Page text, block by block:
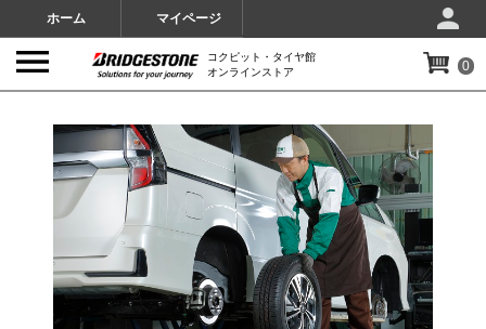
ホーム マイページ
コクピット・タイヤ館
オンラインストア
0